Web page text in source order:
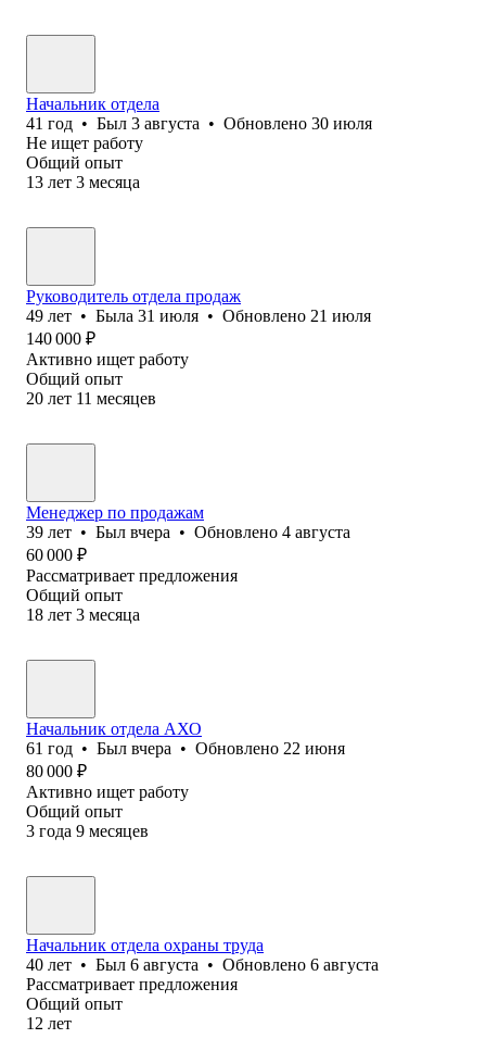
Начальник отдела
41 год • Был 3 августа • Обновлено 30 июля
Не ищет работу
Общий опыт
13 лет 3 месяца
Руководитель отдела продаж
49 лет • Была 31 июля • Обновлено 21 июля
140 000 ₽
Активно ищет работу
Общий опыт
20 лет 11 месяцев
Менеджер по продажам
39 лет • Был вчера • Обновлено 4 августа
60 000 ₽
Рассматривает предложения
Общий опыт
18 лет 3 месяца
Начальник отдела АХО
61 год • Был вчера • Обновлено 22 июня
80 000 ₽
Активно ищет работу
Общий опыт
3 года 9 месяцев
Начальник отдела охраны труда
40 лет • Был 6 августа • Обновлено 6 августа
Рассматривает предложения
Общий опыт
12 лет